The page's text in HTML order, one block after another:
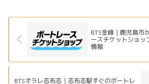
BTS金峰｜鹿児島市
ースチケットショッ
情報
BTSオラレ志布志｜志布志駅すぐのボートレ